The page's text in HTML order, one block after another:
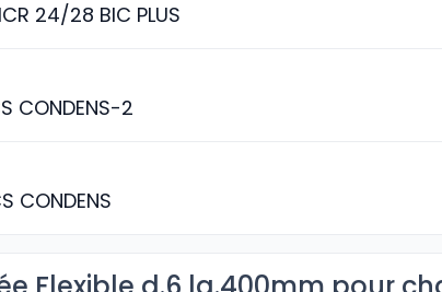
24/28 BIC PLUS
CONDENS-2
CONDENS